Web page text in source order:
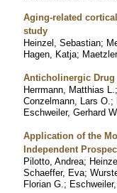
Aging-related
study
Heinzel, Sebastian;
Hagen, Katja;
Anticholinergic Drug
Herrmann, Matthias L. ;
Conzelmann, Lars O. ;
Eschweiler, Gerhard W.
Application of the
Independent
Pilotto, Andrea;
Schaeffer, Eva;
Florian G. ;